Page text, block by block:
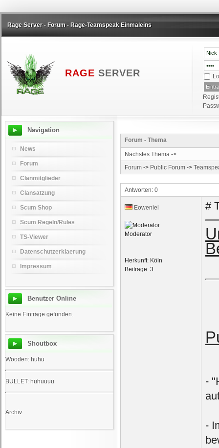
Rage Server - Forum - Rage-Teamspeak Einmaleins
RAGE SERVER
Forum - Thema
Nächstes Thema ->
Forum -> Public Forum ->
Antworten: 0
Eoweniel
Moderator
Herkunft: Köln
Beiträge: 3
#
-
-
Navigation
News
Forum
Clanmitglieder
Clansatzung
Scum Shop
Scum Regeln/Rules
TS-Viewer
Datenschutzerklaerung
Impressum
Benutzer Online
Keine Einträge gefunden.
Shoutbox
Wooden: huhu
BULLET: huhuuuu
Archiv